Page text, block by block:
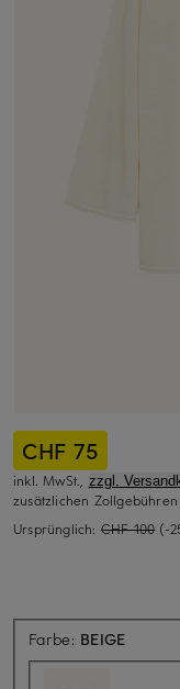
CHF 75
inkl. MwSt., zzgl.
zusätzlichen
Ursprünglich: CHF 100 (-
Farbe: BEIGE